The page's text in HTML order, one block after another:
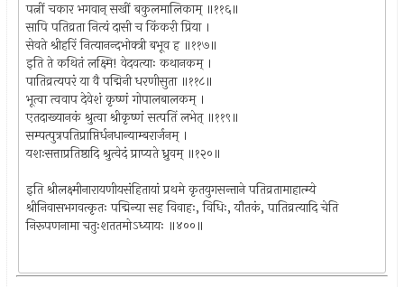
पत्नीं चकार भगवान् सखीं बकुलमालिकाम् ॥११६॥
सापि पतिव्रता नित्यं दासी च किंकरी प्रिया ।
सेवते श्रीहरिं नित्यानन्दभोक्त्री बभूव ह ॥११७॥
इति ते कथितं लक्ष्मि! वेदवत्याः कथानकम् ।
पातिव्रत्यपरं या वै पद्मिनी धरणीसुता ॥११८॥
भूत्वा त्ववाप देवेशं कृष्णं गोपालबालकम् ।
एतदाख्यानकं श्रुत्वा श्रीकृष्णं सत्पतिं लभेत् ॥११९॥
सम्पत्पुत्रपतिप्राप्तिर्धनधान्याम्बरार्जनम् ।
यशःसत्ताप्रतिष्ठादि श्रुत्वेदं प्राप्यते ध्रुवम् ॥१२०॥
इति श्रीलक्ष्मीनारायणीयसंहितायां प्रथमे कृतयुगसन्ताने पतिव्रतामाहात्म्ये
श्रीनिवासभगवत्कृतः पद्मिन्या सह विवाहः, विधिः, यौतकं, पातिव्रत्यादि चेति
निरूपणनामा चतुःशततमोऽध्यायः ॥४००॥